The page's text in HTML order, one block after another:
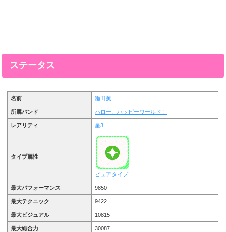
ステータス
名前 瀬田薫
所属バンド ハロー、ハッピーワールド！
レアリティ 星3
タイプ属性
ピュアタイプ
最大パフォーマンス 9850
最大テクニック 9422
最大ビジュアル 10815
最大総合力 30087